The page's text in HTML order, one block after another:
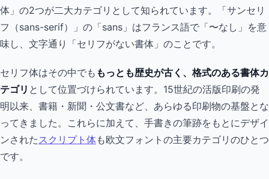
体」の2つが二大カテゴリとして知られています。「サンセリ
フ（sans-serif）」の「sans」はフランス語で「〜なし」を意
味し、文字通り「セリフがない書体」のことです。
セリフ体はその中でも もっとも歴史が古く、格式のある書体カ
テゴリ として位置づけられています。15世紀の活版印刷の発
明以来、書籍・新聞・公文書など、あらゆる印刷物の基盤とな
ってきました。これらに加えて、手書きの筆跡をもとにデザイ
ンされた スクリプト体も欧文フォントの主要カテゴリのひとつ
です。